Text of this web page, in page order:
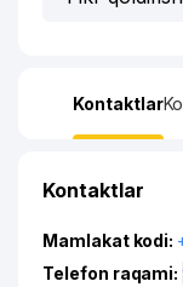
Kontaktlar
Kontaktlar
Mamlakat kodi:
Telefon raqami: